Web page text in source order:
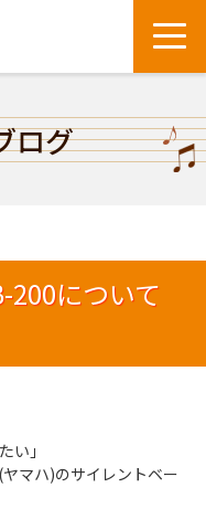
ログ
200について
い」
マハ)のサイレントベー